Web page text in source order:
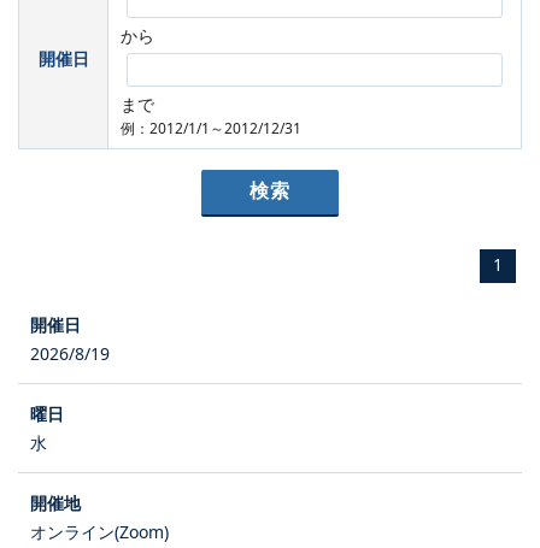
開催日
から
まで
例：2012/1/1～2012/12/31
1
2026/8/19
水
オンライン(Zoom)